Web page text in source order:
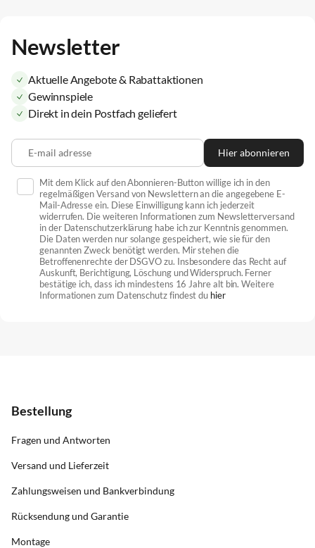
Newsletter
Aktuelle Angebote & Rabattaktionen
Gewinnspiele
Direkt in dein Postfach geliefert
E-mail adresse Hier abonnieren
Mit dem Klick auf den Abonnieren-Button willige ich in den
regelmäßigen Versand von Newslettern an die angegebene E-
Mail-Adresse ein. Diese Einwilligung kann ich jederzeit
widerrufen. Die weiteren Informationen zum Newsletterversand
in der Datenschutzerklärung habe ich zur Kenntnis genommen.
Die Daten werden nur solange gespeichert, wie sie für den
genannten Zweck benötigt werden. Mir stehen die
Betroffenenrechte der DSGVO zu. Insbesondere das Recht auf
Auskunft, Berichtigung, Löschung und Widerspruch. Ferner
bestätige ich, dass ich mindestens 16 Jahre alt bin. Weitere
Informationen zum Datenschutz findest du hier
Bestellung
Fragen und Antworten
Versand und Lieferzeit
Zahlungsweisen und Bankverbindung
Rücksendung und Garantie
Montage